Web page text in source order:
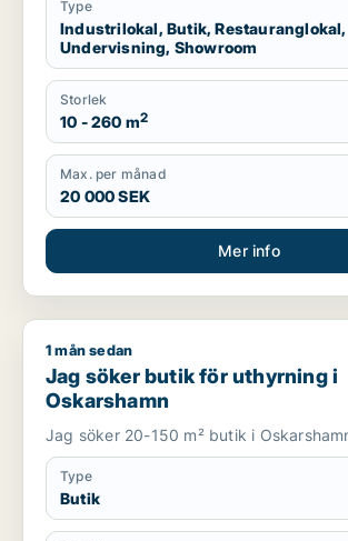
Type
Industrilokal, Butik, Restauranglokal,
Undervisning, Showroom
Storlek
10 - 260 m2
Max. per månad
20 000 SEK
Mer info
Jag söker butik för uthyrning i
1 mån sedan
Jag söker butik för uthyrning i
Oskarshamn
Jag söker 20-150 m² butik i
Type
Butik